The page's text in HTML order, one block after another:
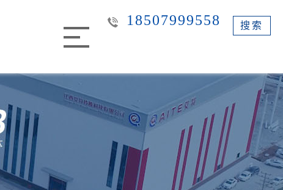
18507999558 搜索